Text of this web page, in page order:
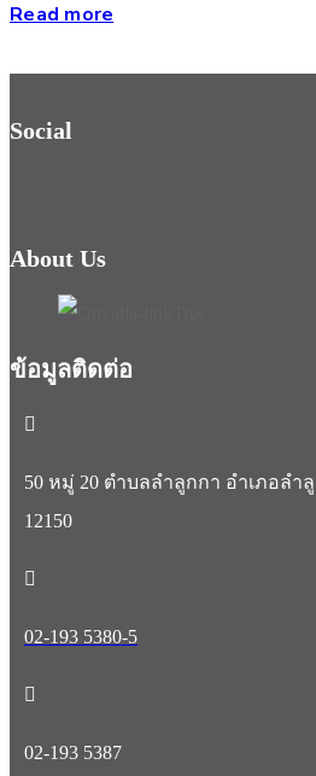
Read more
Social
About Us
ข้อมูลติดต่อ
50 หมู่ 20 ตำบลลำลูกกา อำเภอล
12150
02-193 5380-5
02-193 5387